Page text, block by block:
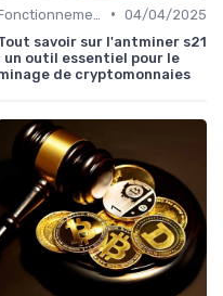
• 04/04/2025
savoir sur l'antminer s21
un outil essentiel pour le
de cryptomonnaies